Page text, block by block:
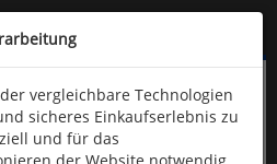
überspringen
9323-960
vergleichbare Technologien
sicheres Einkaufserlebnis zu
und für das